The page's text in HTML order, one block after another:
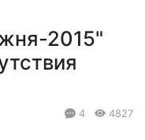
2015"
4 4827